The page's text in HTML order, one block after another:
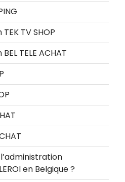
TV SHOP
TELE ACHAT
en Belgique ?